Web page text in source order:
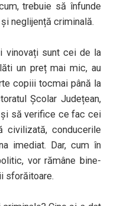
trebuie să înfunde
neglijență criminală.
vinovați sunt cei de la
un preț mai mic, au
copiii tocmai până la
Școlar Județean,
să verifice ce fac cei
civilizată, conducerile
imediat. Dar, cum în
vor rămâne bine-
sforăitoare.